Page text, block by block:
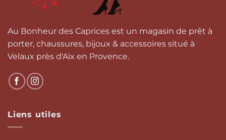
du
Au Bonheur des Caprices est un magasin de prêt à
porter, chaussures, bijoux & accessoires situé à
Velaux près d'Aix en Provence.
Liens utiles